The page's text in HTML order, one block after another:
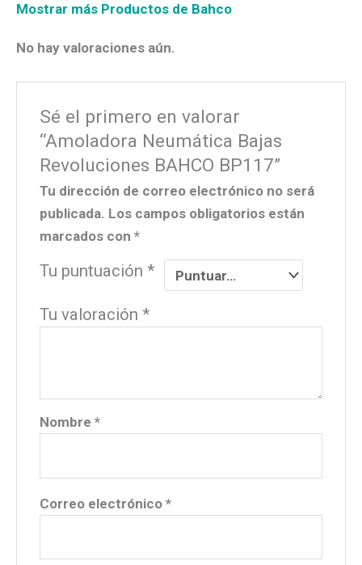
Mostrar más Productos de Bahco
No hay valoraciones aún.
Sé el primero en valorar
“Amoladora Neumática Bajas
Revoluciones BAHCO BP117”
Tu dirección de correo electrónico no será
publicada. Los campos obligatorios están
marcados con*
Tu puntuación*
Tu valoración*
Nombre*
Correo electrónico*